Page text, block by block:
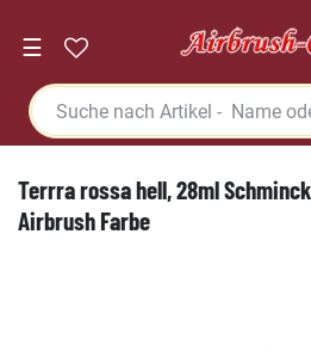
☰
Terrra rossa hell, 28ml
Airbrush Farbe